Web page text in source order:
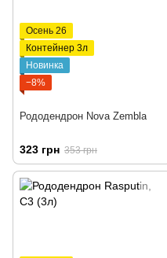
Осень 26
Контейнер 3л
Новинка
−8%
Рододендрон Nova Zembla
323 грн 353 грн